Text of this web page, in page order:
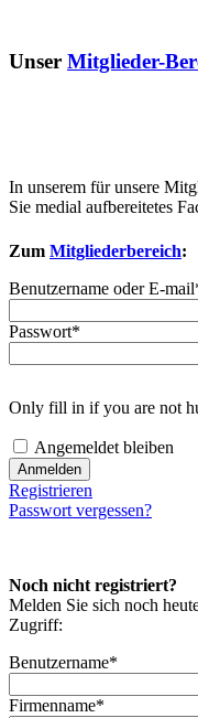
Unser Mitglieder-
In unserem für unsere
Sie medial aufbereitetes
Zum Mitgliederbereich:
Benutzername oder E-mail
Passwort*
Only fill in if you are not
Angemeldet bleiben
Registrieren
Passwort vergessen?
Noch nicht registriert?
Melden Sie sich noch
Zugriff:
Benutzername*
Firmenname*